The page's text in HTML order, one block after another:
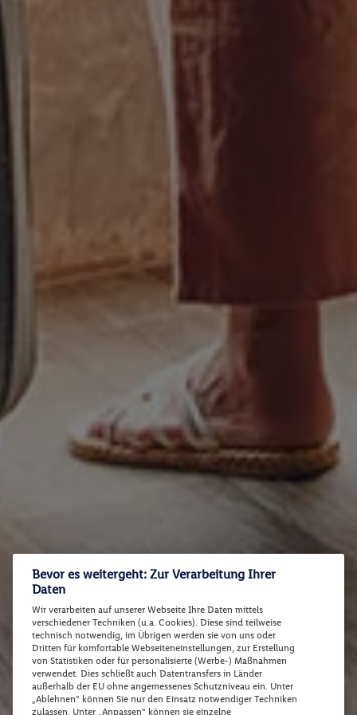
Bevor es weitergeht: Zur Verarbeitung Ihrer
Daten
Wir verarbeiten auf unserer Webseite Ihre Daten mittels
verschiedener Techniken (u.a. Cookies). Diese sind teilweise
technisch notwendig, im Übrigen werden sie von uns oder
Dritten für komfortable Webseiteneinstellungen, zur Erstellung
von Statistiken oder für personalisierte (Werbe-) Maßnahmen
verwendet. Dies schließt auch Datentransfers in Länder
außerhalb der EU ohne angemessenes Schutzniveau ein. Unter
„Ablehnen“ können Sie nur den Einsatz notwendiger Techniken
zulassen. Unter „Anpassen“ können sie einzelne